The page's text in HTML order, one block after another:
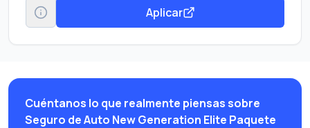
Aplicar
Cuéntanos lo que realmente piensas sobre
Seguro de Auto New Generation Elite Paquete